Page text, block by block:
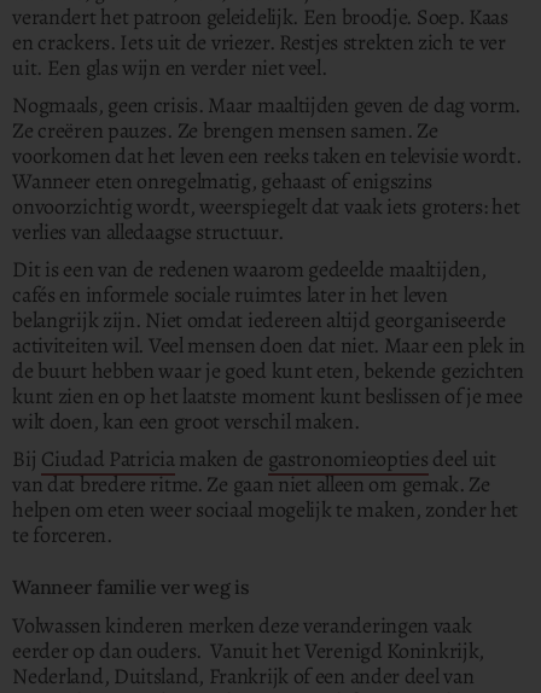
verandert het patroon geleidelijk. Een broodje. Soep. Kaas
en crackers. Iets uit de vriezer. Restjes strekten zich te ver
uit. Een glas wijn en verder niet veel.
Nogmaals, geen crisis. Maar maaltijden geven de dag vorm.
Ze creëren pauzes. Ze brengen mensen samen. Ze
voorkomen dat het leven een reeks taken en televisie wordt.
Wanneer eten onregelmatig, gehaast of enigszins
onvoorzichtig wordt, weerspiegelt dat vaak iets groters: het
verlies van alledaagse structuur.
Dit is een van de redenen waarom gedeelde maaltijden,
cafés en informele sociale ruimtes later in het leven
belangrijk zijn. Niet omdat iedereen altijd georganiseerde
activiteiten wil. Veel mensen doen dat niet. Maar een plek in
de buurt hebben waar je goed kunt eten, bekende gezichten
kunt zien en op het laatste moment kunt beslissen of je mee
wilt doen, kan een groot verschil maken.
Bij Ciudad Patriciamaken de gastronomieopties deel uit
van dat bredere ritme. Ze gaan niet alleen om gemak. Ze
helpen om eten weer sociaal mogelijk te maken, zonder het
te forceren.
Wanneer familie ver weg is
Volwassen kinderen merken deze veranderingen vaak
eerder op dan ouders. Vanuit het Verenigd Koninkrijk,
Nederland, Duitsland, Frankrijk of een ander deel van